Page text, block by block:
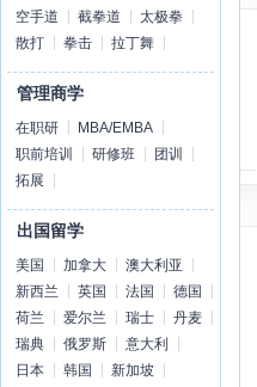
空手道
截拳道
太极拳
散打
拳击 拉丁舞
管理商学
在职研
MBA/EMBA
职前培训
研修班
团训
拓展
出国留学
美国 加拿大
澳大利亚
新西兰
英国 法国
德国
荷兰
爱尔兰 瑞士
丹麦
瑞典
俄罗斯
意大利
日本
韩国
新加坡